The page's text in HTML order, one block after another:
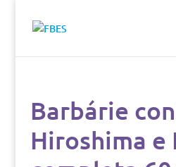
Barbárie
Hiroshima e